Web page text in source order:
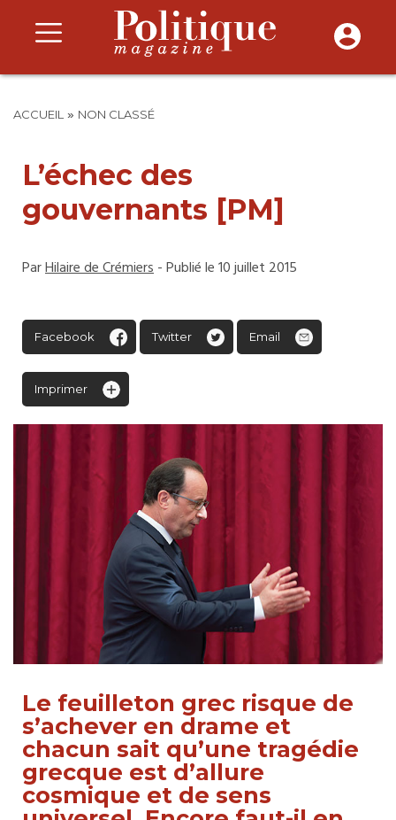
ACCUEIL » NON CLASSÉ
L’échec des
gouvernants [PM]
ParHilaire de Crémiers- Publié le 10 juillet 2015
Facebook Twitter Email
Imprimer
Le feuilleton grec risque de
s’achever en drame et
chacun sait qu’une tragédie
grecque est d’allure
cosmique et de sens